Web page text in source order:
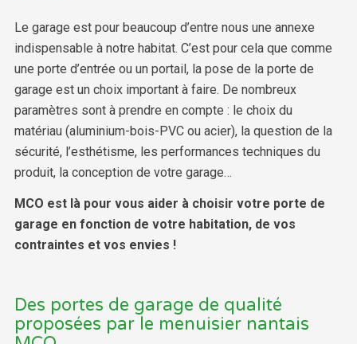
Le garage est pour beaucoup d’entre nous une annexe
indispensable à notre habitat. C’est pour cela que comme
une porte d’entrée ou un portail, la pose de la porte de
garage est un choix important à faire. De nombreux
paramètres sont à prendre en compte : le choix du
matériau (aluminium-bois-PVC ou acier), la question de la
sécurité, l’esthétisme, les performances techniques du
produit, la conception de votre garage…
MCO est là pour vous aider à choisir votre porte de
garage en fonction de votre habitation, de vos
contraintes et vos envies !
Des portes de garage de qualité
proposées par le menuisier nantais